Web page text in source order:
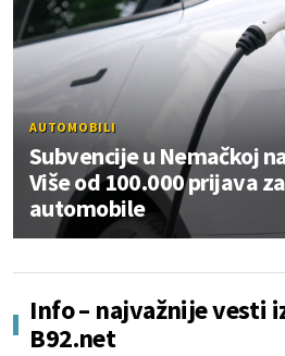
AUTOMOBILI
Subvencije u Nemačkoj
Više od 100.000 prijava
automobile
Info – najvažnije vesti
B92.net